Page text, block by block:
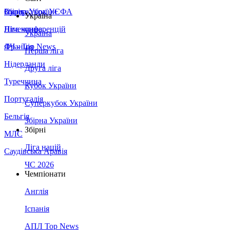
Збірна України
Італія
Німеччина
Франція
Нідерланди
Туреччина
Португалія
Бельгія
МЛС
Саудівська Аравія
Суперкубок УЄФА
Ліга конференцій
ЛЧ - Top News
Україна
Україна
Перша ліга
Друга ліга
Кубок України
Суперкубок України
Збірна України
Збірні
Ліга націй
ЧС 2026
Чемпіонати
Англія
Іспанія
АПЛ Top News